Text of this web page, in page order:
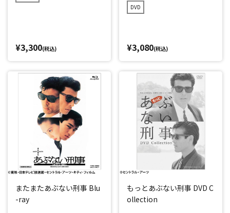
¥3,300(税込)
DVD
¥3,080(税込)
またまたあぶない刑事 Blu
-ray
もっとあぶない刑事 DVD C
ollection